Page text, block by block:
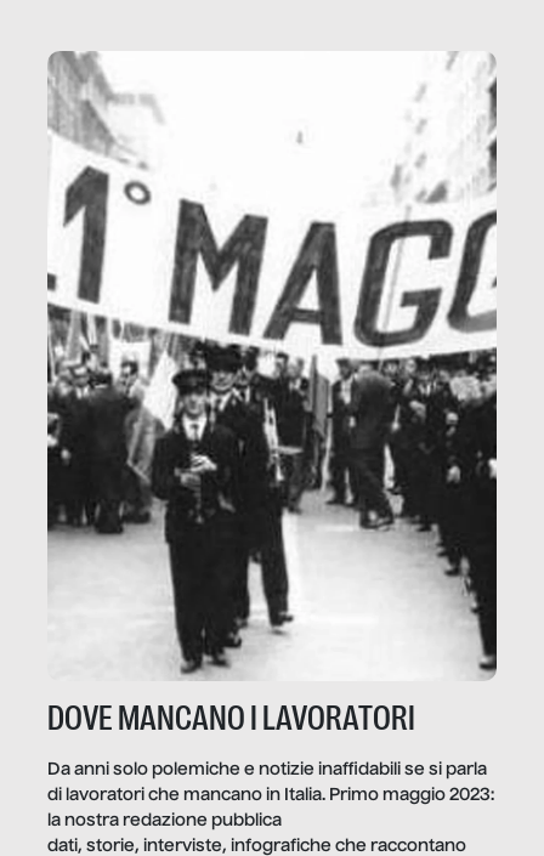
DOVE MANCANO I LAVORATORI
Da anni solo polemiche e notizie inaffidabili se si parla
di lavoratori che mancano in Italia. Primo maggio 2023:
la nostra redazione pubblica
dati, storie, interviste, infografiche che raccontano